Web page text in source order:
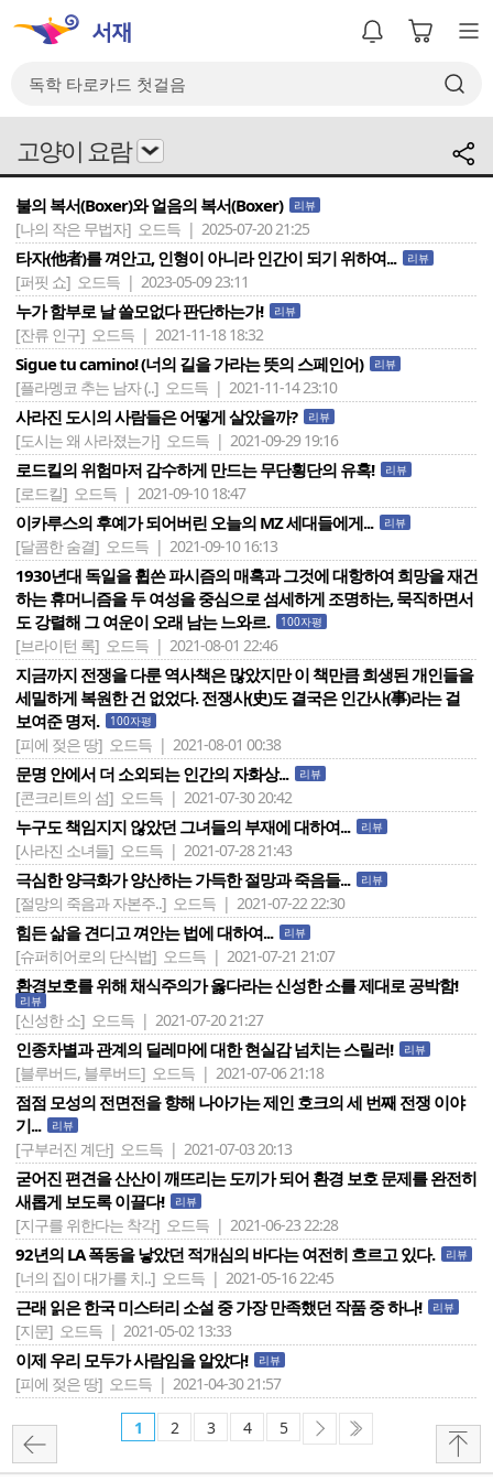
고양이 요람
불의 복서(Boxer)와 얼음의 복서(Boxer) 리뷰
[나의 작은 무법자] 오드득 | 2025-07-20 21:25
타자(他者)를 껴안고, 인형이 아니라 인간이 되기 위하여... 리뷰
[퍼핏 쇼] 오드득 | 2023-05-09 23:11
누가 함부로 날 쓸모없다 판단하는가! 리뷰
[잔류 인구] 오드득 | 2021-11-18 18:32
Sigue tu camino! (너의 길을 가라는 뜻의 스페인어) 리뷰
[플라멩코 추는 남자 (..] 오드득 | 2021-11-14 23:10
사라진 도시의 사람들은 어떻게 살았을까? 리뷰
[도시는 왜 사라졌는가] 오드득 | 2021-09-29 19:16
로드킬의 위험마저 감수하게 만드는 무단횡단의 유혹! 리뷰
[로드킬] 오드득 | 2021-09-10 18:47
이카루스의 후예가 되어버린 오늘의 MZ 세대들에게... 리뷰
[달콤한 숨결] 오드득 | 2021-09-10 16:13
1930년대 독일을 휩쓴 파시즘의 매혹과 그것에 대항하여 희망을 재건
하는 휴머니즘을 두 여성을 중심으로 섬세하게 조명하는, 묵직하면서
도 강렬해 그 여운이 오래 남는 느와르.
100자평
[브라이턴 록] 오드득 | 2021-08-01 22:46
지금까지 전쟁을 다룬 역사책은 많았지만 이 책만큼 희생된 개인들을
세밀하게 복원한 건 없었다. 전쟁사(史)도 결국은 인간사(事)라는 걸
보여준 명저.
100자평
[피에 젖은 땅] 오드득 | 2021-08-01 00:38
문명 안에서 더 소외되는 인간의 자화상... 리뷰
[콘크리트의 섬] 오드득 | 2021-07-30 20:42
누구도 책임지지 않았던 그녀들의 부재에 대하여... 리뷰
[사라진 소녀들] 오드득 | 2021-07-28 21:43
극심한 양극화가 양산하는 가득한 절망과 죽음들... 리뷰
[절망의 죽음과 자본주..] 오드득 | 2021-07-22 22:30
힘든 삶을 견디고 껴안는 법에 대하여... 리뷰
[슈퍼히어로의 단식법] 오드득 | 2021-07-21 21:07
환경보호를 위해 채식주의가 옳다라는 신성한 소를 제대로 공박함!
리뷰
[신성한 소] 오드득 | 2021-07-20 21:27
인종차별과 관계의 딜레마에 대한 현실감 넘치는 스릴러! 리뷰
[블루버드, 블루버드] 오드득 | 2021-07-06 21:18
점점 모성의 전면전을 향해 나아가는 제인 호크의 세 번째 전쟁 이야
기...
리뷰
[구부러진 계단] 오드득 | 2021-07-03 20:13
굳어진 편견을 산산이 깨뜨리는 도끼가 되어 환경 보호 문제를 완전히
새롭게 보도록 이끌다!
리뷰
[지구를 위한다는 착각] 오드득 | 2021-06-23 22:28
92년의 LA 폭동을 낳았던 적개심의 바다는 여전히 흐르고 있다. 리뷰
[너의 집이 대가를 치..] 오드득 | 2021-05-16 22:45
근래 읽은 한국 미스터리 소설 중 가장 만족했던 작품 중 하나! 리뷰
[지문] 오드득 | 2021-05-02 13:33
이제 우리 모두가 사람임을 알았다! 리뷰
[피에 젖은 땅] 오드득 | 2021-04-30 21:57
1 2 3 4 5